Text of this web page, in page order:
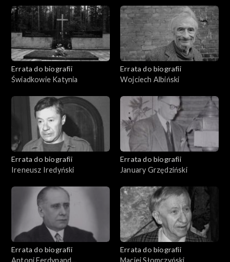
Errata do biografii
Świadkowie Katynia
Errata do biografii
Wojciech Albiński
Errata do biografii
Ireneusz Iredyński
Errata do biografii
January Grzędziński
Errata do biografii
Antoni Ferdynand
Errata do biografii
Maciej Słomczyński